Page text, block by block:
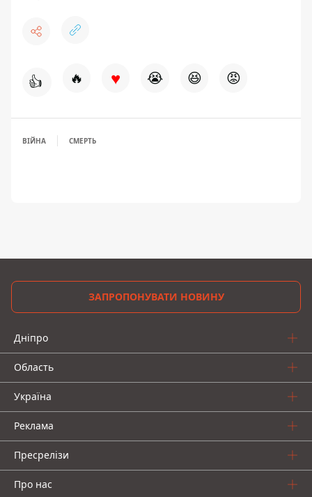
👍 🔥 ♥ 😭 😆 😡
ВІЙНА СМЕРТЬ
ЗАПРОПОНУВАТИ НОВИНУ
Дніпро
Область
Україна
Реклама
Пресрелізи
Про нас